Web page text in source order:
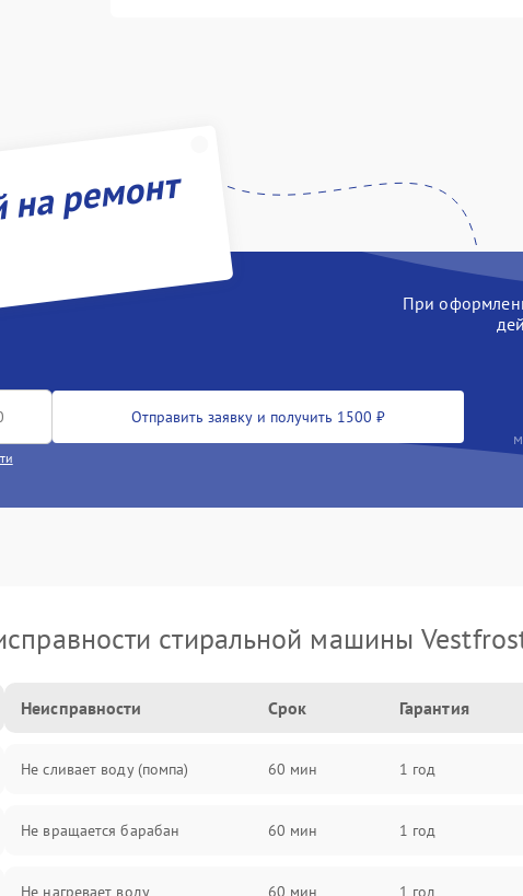
ремонт
При
Отправить заявку и получить 1500 ₽
стиральной машины
Неисправности Срок Гарантия
Не сливает воду (помпа) 60 мин 1 год
Не вращается барабан 60 мин 1 год
Не нагревает воду 60 мин 1 год